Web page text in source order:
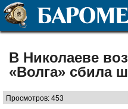
В Николаеве
«Волга» сбила
Просмотров: 453